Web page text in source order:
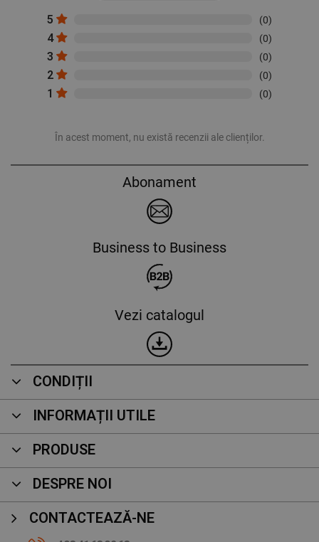
5 (0)
4 (0)
3 (0)
2 (0)
1 (0)
În acest moment, nu există recenzii ale clienților.
Abonament
Business to Business
Vezi catalogul
CONDIȚII
INFORMAȚII UTILE
PRODUSE
DESPRE NOI
CONTACTEAZĂ-NE